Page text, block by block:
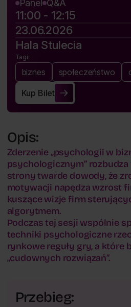
Panel Q&A
11:00 - 12:15
23.06.2026
Hala Stulecia
Tagi:
biznes społeczeństwo
Kup Bilet
Kup Bilet
Opis:
Zderzenie „psychologii w
psychologicznym”
strony twarde dowody, że
motywacji napędza wzrost
kuszące wizje firm
algorytmem.
Podczas tej sesji wspólnie
techniki psychologiczne
rynkowe reguły gry, a które
„cudownych rozwiązań”.
Przebieg: